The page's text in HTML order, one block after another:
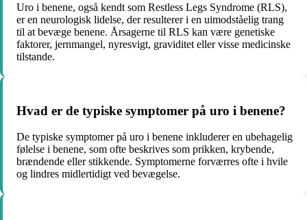
Uro i benene, også kendt som Restless Legs Syndrome (RLS),
er en neurologisk lidelse, der resulterer i en uimodståelig trang
til at bevæge benene. Årsagerne til RLS kan være genetiske
faktorer, jernmangel, nyresvigt, graviditet eller visse medicinske
tilstande.
Hvad er de typiske symptomer på uro i benene?
De typiske symptomer på uro i benene inkluderer en ubehagelig
følelse i benene, som ofte beskrives som prikken, krybende,
brændende eller stikkende. Symptomerne forværres ofte i hvile
og lindres midlertidigt ved bevægelse.